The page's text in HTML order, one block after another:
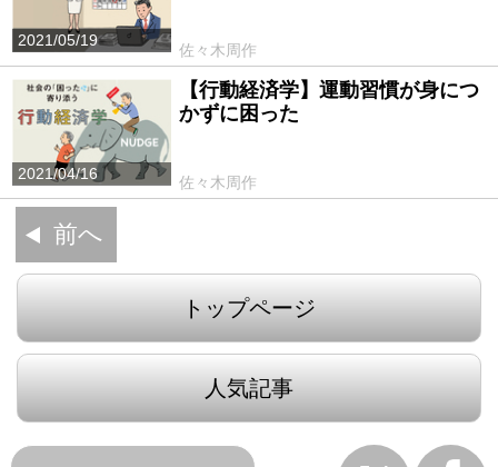
2021/05/19
佐々木周作
2021/04/16
【行動経済学】運動習慣が身につ
かずに困った
佐々木周作
前へ
トップページ
人気記事